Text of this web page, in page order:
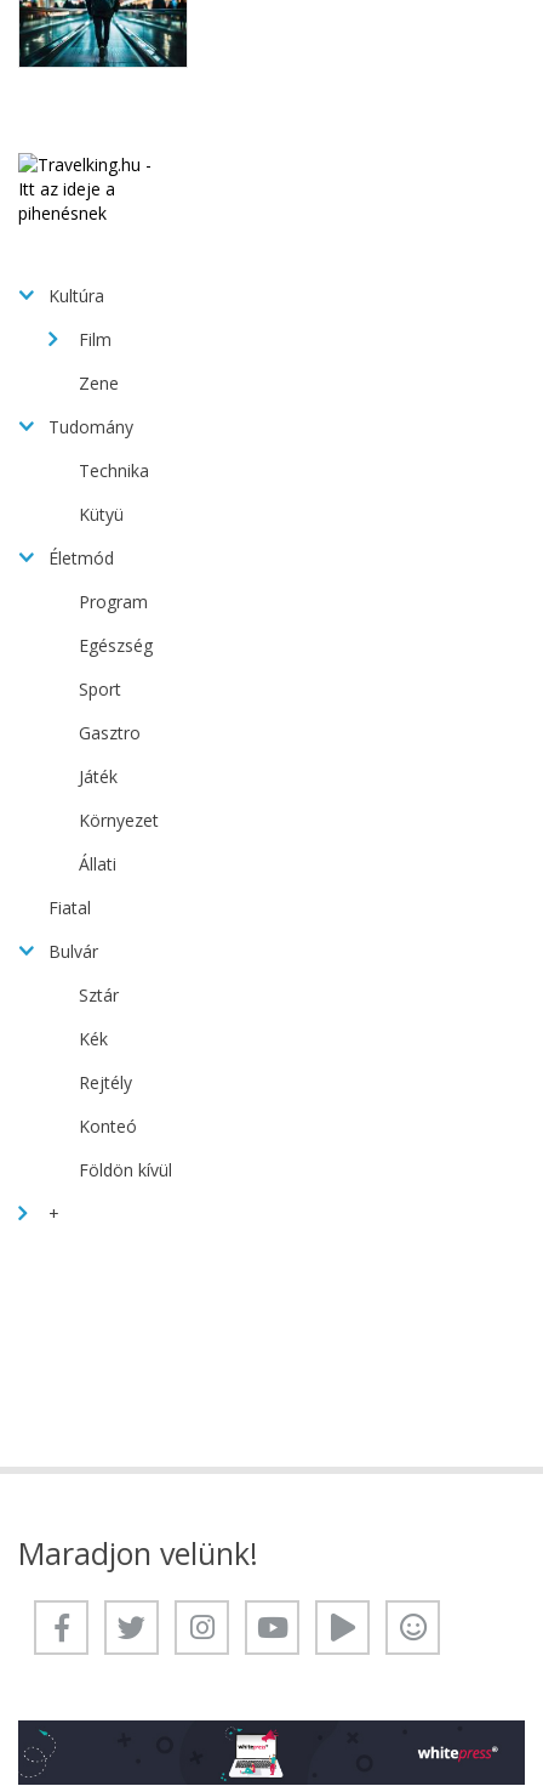
Kultúra
Film
Zene
Tudomány
Technika
Kütyü
Életmód
Program
Egészség
Sport
Gasztro
Játék
Környezet
Állati
Fiatal
Bulvár
Sztár
Kék
Rejtély
Konteó
Földön kívül
+
Maradjon velünk!